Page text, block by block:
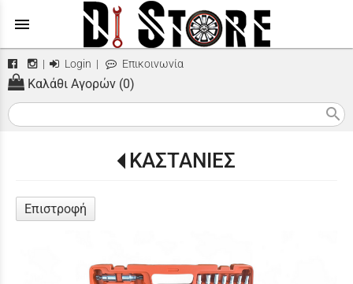
menu
| Login | Επικοινωνία
Καλάθι Αγορών (0)
search
ΚΑΣΤΑΝΙΕΣ
Επιστροφή